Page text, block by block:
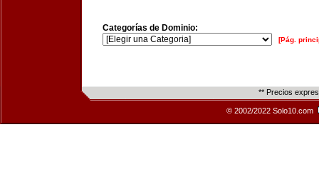
Categorías de Dominio:
[Pág.
** Precios
© 2002/2022 Solo10.com